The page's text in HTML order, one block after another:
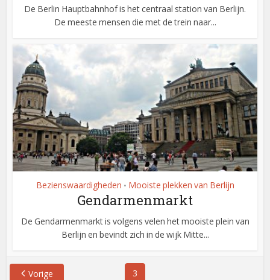
De Berlin Hauptbahnhof is het centraal station van Berlijn.
De meeste mensen die met de trein naar...
Bezienswaardigheden • Mooiste plekken van Berlijn
Gendarmenmarkt
De Gendarmenmarkt is volgens velen het mooiste plein van
Berlijn en bevindt zich in de wijk Mitte...
Vorige 3